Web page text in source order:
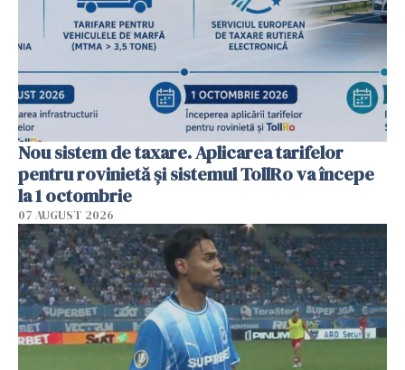
Nou sistem de taxare. Aplicarea tarifelor
pentru rovinietă şi sistemul TollRo va începe
la 1 octombrie
07 AUGUST 2026